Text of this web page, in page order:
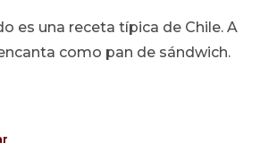
entrada:
entrada:
es una receta típica de Chile. A
como pan de sándwich.